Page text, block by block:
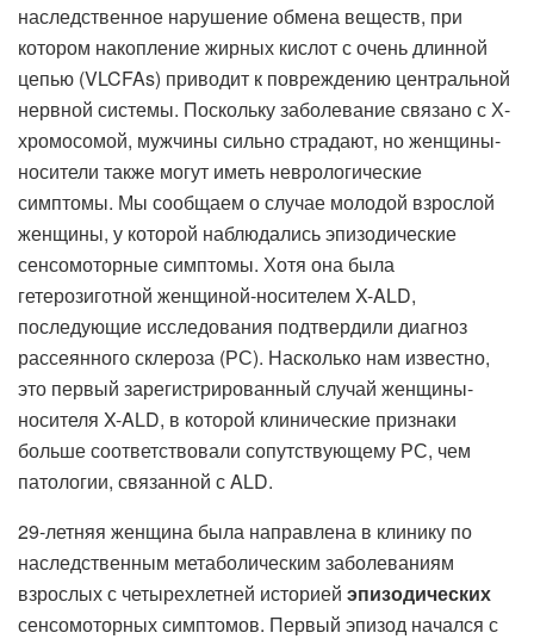
наследственное нарушение обмена веществ, при
котором накопление жирных кислот с очень длинной
цепью (VLCFAs) приводит к повреждению центральной
нервной системы. Поскольку заболевание связано с Х-
хромосомой, мужчины сильно страдают, но женщины-
носители также могут иметь неврологические
симптомы. Мы сообщаем о случае молодой взрослой
женщины, у которой наблюдались эпизодические
сенсомоторные симптомы. Хотя она была
гетерозиготной женщиной-носителем X-ALD,
последующие исследования подтвердили диагноз
рассеянного склероза (РС). Насколько нам известно,
это первый зарегистрированный случай женщины-
носителя X-ALD, в которой клинические признаки
больше соответствовали сопутствующему РС, чем
патологии, связанной с ALD.
29-летняя женщина была направлена ​​в клинику по
наследственным метаболическим заболеваниям
взрослых с четырехлетней историей эпизодических
сенсомоторных симптомов. Первый эпизод начался с